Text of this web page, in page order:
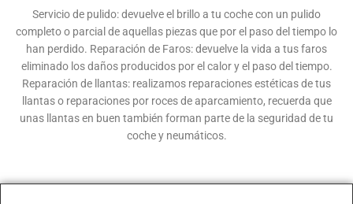
Servicio de pulido: devuelve el brillo a tu coche con un pulido
completo o parcial de aquellas piezas que por el paso del tiempo lo
han perdido. Reparación de Faros: devuelve la vida a tus faros
eliminado los daños producidos por el calor y el paso del tiempo.
Reparación de llantas: realizamos reparaciones estéticas de tus
llantas o reparaciones por roces de aparcamiento, recuerda que
unas llantas en buen también forman parte de la seguridad de tu
coche y neumáticos.